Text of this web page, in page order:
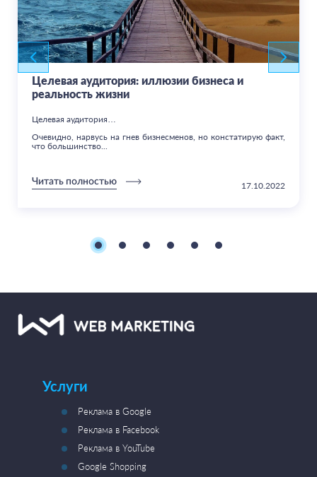
Целевая аудитория: иллюзии бизнеса и
реальность жизни
Целевая аудитория…
Очевидно, нарвусь на гнев бизнесменов, но констатирую факт,
что большинство...
Читать полностью 17.10.2022
Услуги
Реклама в Google
Реклама в Facebook
Реклама в YouTube
Google Shopping